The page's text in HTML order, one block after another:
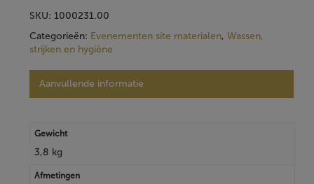
SKU: 1000231.00
Categorieën: Evenementen site materialen, Wassen,
strijken en hygiëne
Aanvullende informatie
Gewicht
3,8 kg
Afmetingen